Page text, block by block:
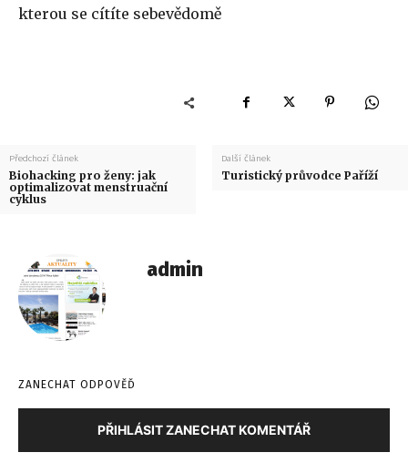
kterou se cítíte sebevědomě
Předchozí článek
Biohacking pro ženy: jak
optimalizovat menstruační
cyklus
Další článek
Turistický průvodce Paříží
admin
ZANECHAT ODPOVĚĎ
PŘIHLÁSIT ZANECHAT KOMENTÁŘ